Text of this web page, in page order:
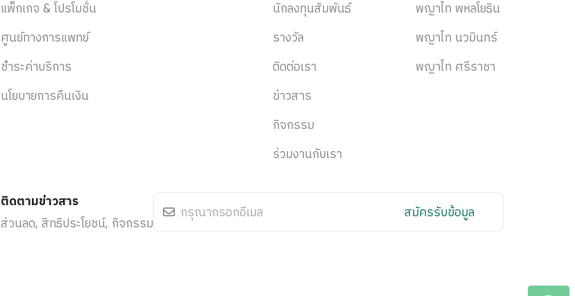
แพ็กเกจ & โปรโมชั่น
ศูนย์ทางการแพทย์
ชำระค่าบริการ
นโยบายการคืนเงิน
นักลงทุนสัมพันธ์
รางวัล
ติดต่อเรา
ข่าวสาร
กิจกรรม
ร่วมงานกับเรา
พญาไท พหลโยธิน
พญาไท นวมินทร์
พญาไท ศรีราชา
ติดตามข่าวสาร
ส่วนลด, สิทธิประโยชน์, กิจกรรม
สมัครรับข้อมูล